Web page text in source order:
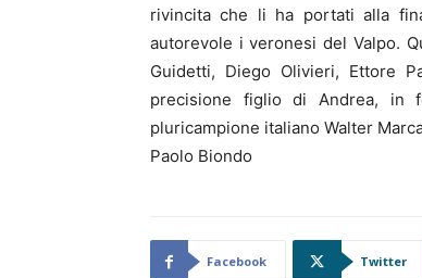
rivincita che li ha portati alla
autorevole i veronesi del Valpo.
Guidetti, Diego Olivieri, Ettore
precisione figlio di Andrea, in
pluricampione italiano Walter
Paolo Biondo
Facebook Twitter